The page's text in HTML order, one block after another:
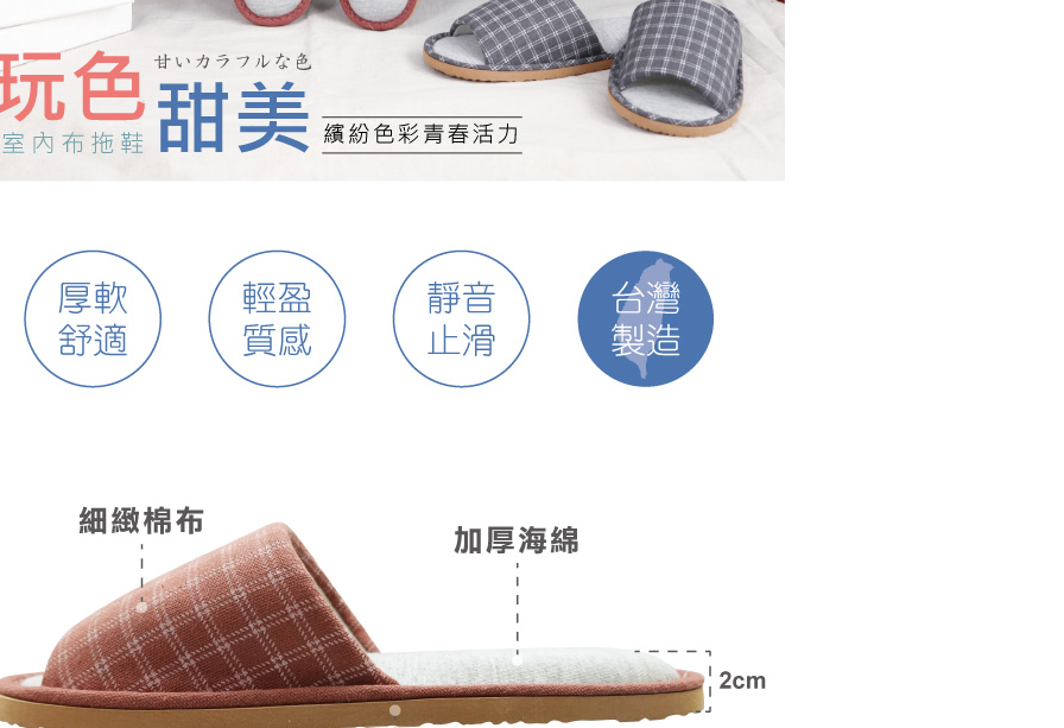
４．使用「AFTEE先享後付」時，將依據個別帳號之用戶狀況，依本公司
即時審查核予不同之上限額度；若仍有額度不足之情形，本公司將視審查
結果請求用戶進行身份認證。
５．嚴禁一人註冊多個帳號或使用他人資訊註冊。若發現惡意使用之情
形，恩沛科技股份有限公司將有權停止該用戶之使用額度並採取法律行
動。